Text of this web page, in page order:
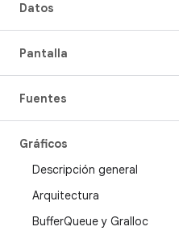
Datos
Pantalla
Fuentes
Gráficos
Descripción general
Arquitectura
BufferQueue y Gralloc